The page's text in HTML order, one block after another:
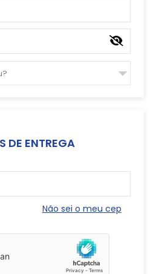
DE ENTREGA
Não sei o meu cep